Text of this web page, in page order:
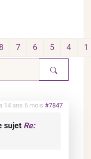
1
4
5
6
7
8
14 ans 6 mois #7847
sujet Re: